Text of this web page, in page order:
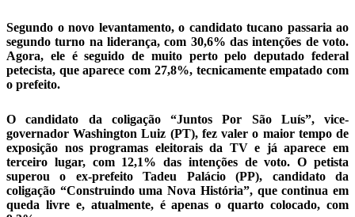
Segundo o novo levantamento, o candidato tucano passaria ao
segundo turno na liderança, com 30,6% das intenções de voto.
Agora, ele é seguido de muito perto pelo deputado federal
petecista, que aparece com 27,8%, tecnicamente empatado com
o prefeito.
O candidato da coligação “Juntos Por São Luís”, vice-
governador Washington Luiz (PT), fez valer o maior tempo de
exposição nos programas eleitorais da TV e já aparece em
terceiro lugar, com 12,1% das intenções de voto. O petista
superou o ex-prefeito Tadeu Palácio (PP), candidato da
coligação “Construindo uma Nova História”, que continua em
queda livre e, atualmente, é apenas o quarto colocado, com